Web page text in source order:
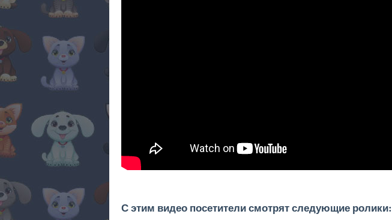
С этим видео посетители смотрят следующие ролики: